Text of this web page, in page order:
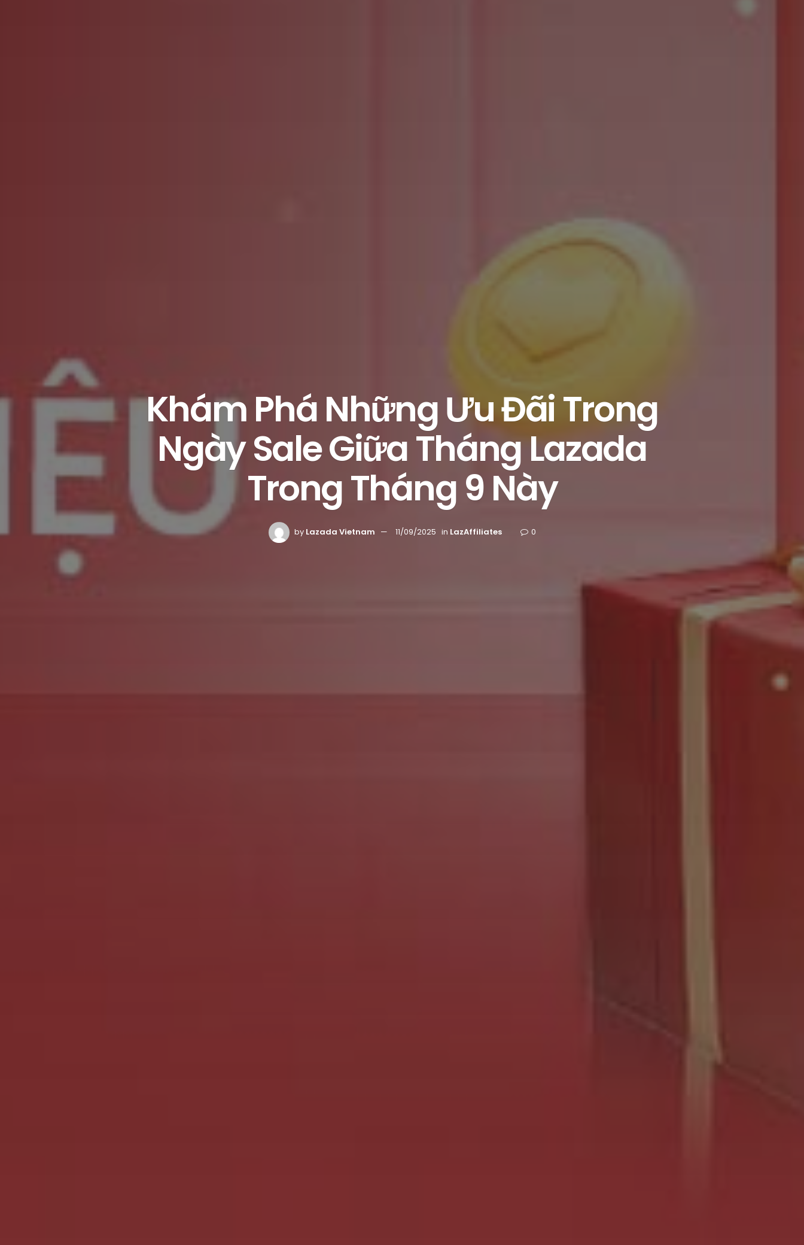
Khám Phá Những Ưu Đãi Trong
Ngày Sale Giữa Tháng Lazada
Trong Tháng 9 Này
by Lazada Vietnam 11/09/2025 in LazAffiliates 0